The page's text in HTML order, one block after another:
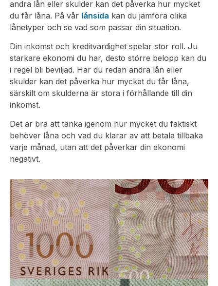
andra lån eller skulder kan det påverka hur mycket
du får låna. På vår lånsida kan du jämföra olika
lånetyper och se vad som passar din situation.
Din inkomst och kreditvärdighet spelar stor roll. Ju
starkare ekonomi du har, desto större belopp kan du
i regel bli beviljad. Har du redan andra lån eller
skulder kan det påverka hur mycket du får låna,
särskilt om skulderna är stora i förhållande till din
inkomst.
Det är bra att tänka igenom hur mycket du faktiskt
behöver låna och vad du klarar av att betala tillbaka
varje månad, utan att det påverkar din ekonomi
negativt.